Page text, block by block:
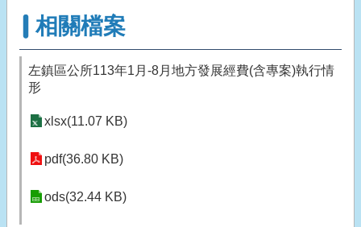
相關檔案
左鎮區公所113年1月-8月地方發展經費(含專案)執行情
形
xlsx(11.07 KB)
pdf(36.80 KB)
ods(32.44 KB)